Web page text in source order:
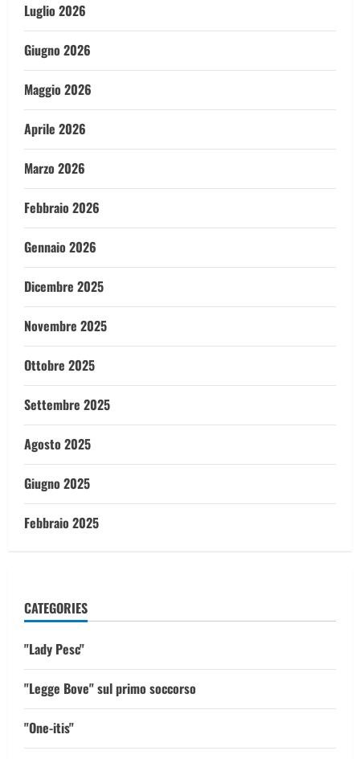
Luglio 2026
Giugno 2026
Maggio 2026
Aprile 2026
Marzo 2026
Febbraio 2026
Gennaio 2026
Dicembre 2025
Novembre 2025
Ottobre 2025
Settembre 2025
Agosto 2025
Giugno 2025
Febbraio 2025
CATEGORIES
"Lady Pesc"
"Legge Bove" sul primo soccorso
"One-itis"